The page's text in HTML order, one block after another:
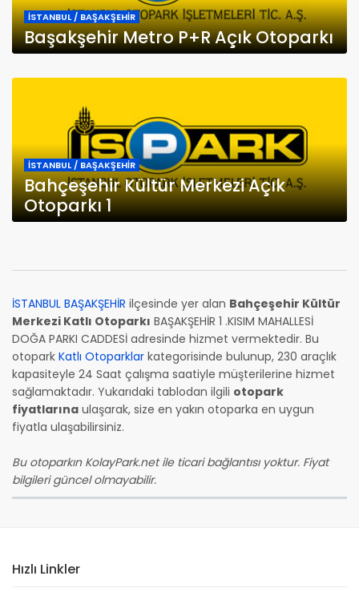
İSTANBUL / BAŞAKŞEHİR
Başakşehir Metro P+R Açık Otoparkı
İSTANBUL / BAŞAKŞEHİR
Bahçeşehir Kültür Merkezi Açık
Otoparkı 1
İSTANBUL BAŞAKŞEHİR ilçesinde yer alan Bahçeşehir Kültür
Merkezi Katlı Otoparkı BAŞAKŞEHİR 1 .KISIM MAHALLESİ
DOĞA PARKI CADDESİ adresinde hizmet vermektedir. Bu
otopark Katlı Otoparklar kategorisinde bulunup, 230 araçlık
kapasiteyle 24 Saat çalışma saatiyle müşterilerine hizmet
sağlamaktadır. Yukarıdaki tablodan ilgili otopark
fiyatlarına ulaşarak, size en yakın otoparka en uygun
fiyatla ulaşabilirsiniz.
Bu otoparkın KolayPark.net ile ticari bağlantısı yoktur. Fiyat
bilgileri güncel olmayabilir.
Hızlı Linkler